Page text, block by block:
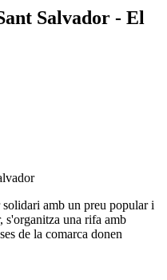
Salvador - El
amb un preu popular i
s'organitza una rifa amb
de la comarca donen